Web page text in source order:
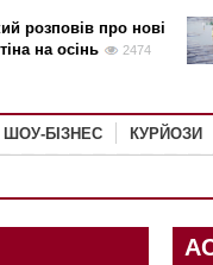
розповів про нові
на осінь
2474
ШОУ-БІЗНЕС КУРЙОЗИ